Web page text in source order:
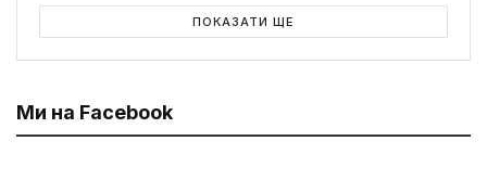
ПОКАЗАТИ ЩЕ
Ми на Facebook